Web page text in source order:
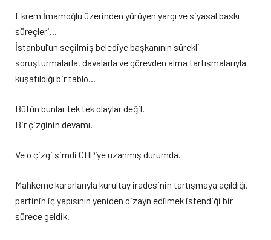
Ekrem İmamoğlu üzerinden yürüyen yargı ve siyasal baskı
süreçleri…
İstanbul’un seçilmiş belediye başkanının sürekli
soruşturmalarla, davalarla ve görevden alma tartışmalarıyla
kuşatıldığı bir tablo…
Bütün bunlar tek tek olaylar değil.
Bir çizginin devamı.
Ve o çizgi şimdi CHP’ye uzanmış durumda.
Mahkeme kararlarıyla kurultay iradesinin tartışmaya açıldığı,
partinin iç yapısının yeniden dizayn edilmek istendiği bir
sürece geldik.